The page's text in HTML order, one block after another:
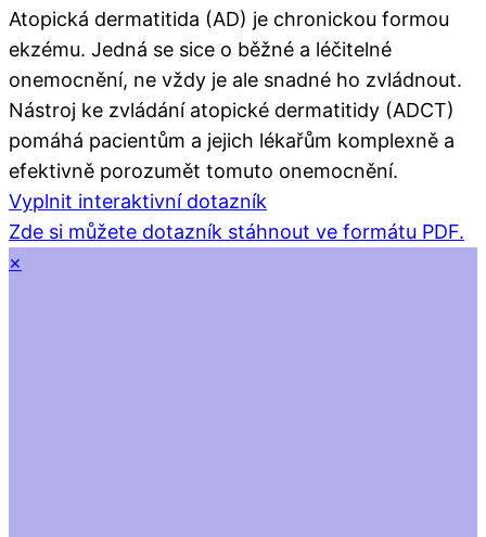
Atopická dermatitida (AD) je chronickou formou
ekzému. Jedná se sice o běžné a léčitelné
onemocnění, ne vždy je ale snadné ho zvládnout.
Nástroj ke zvládání atopické dermatitidy (ADCT)
pomáhá pacientům a jejich lékařům komplexně a
efektivně porozumět tomuto onemocnění.
Vyplnit interaktivní dotazník
Zde si můžete dotazník stáhnout ve formátu PDF.
×